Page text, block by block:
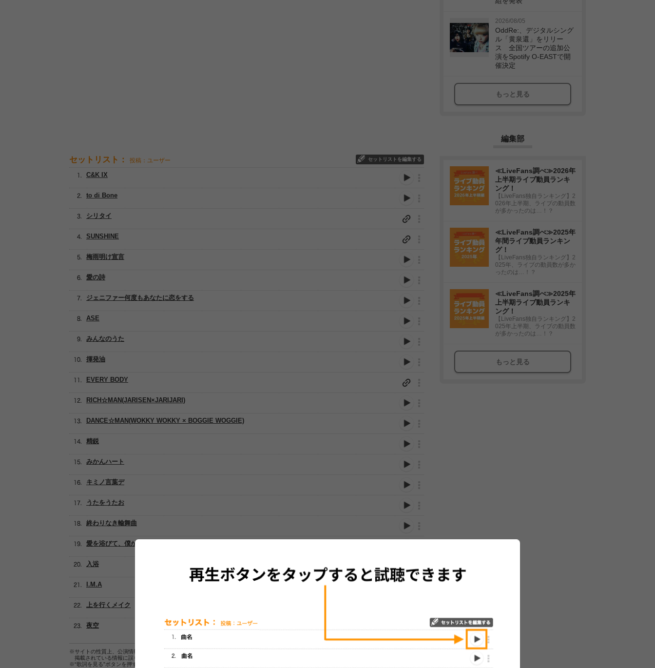
セットリスト： 投稿：ユーザー セットリストを編集する
愛の詩
みんなのうた
SUNSHINE
シリタイ
梅雨明け宣言
C&K IX
ジェニファー何度もあなたに恋をする
ASE
to di Bone
揮発油
EVERY BODY
RICH☆MAN(JARISEN×JARIJARI)
DANCE☆MAN(WOKKY WOKKY × BOGGIE WOGGIE)
精鋭
みかんハート
キミノ言葉デ
うたをうたお
終わりなき輸舞曲
愛を浴びて、僕がいる
入浴
I.M.A
上を行くメイク
夜空
※サイトの性質上、公演情報およびセットリスト情報の正確性は保証されませんので、あらかじめご了承ください。
掲載されている情報に誤りがある場合は、 こちら
※“歌詞を見る”ボタンを押すと、株式会社ページワンが運営する歌詞サイト「
2026/08/05
OddRe:、デジタルシング
ル「黄泉還」をリリー
ス 全国ツアーの追加公
演をSpotify O-EASTで開
催決定
もっと見る
編集部
≪LiveFans調べ≫2026年
上半期ライブ動員ランキ
ング！
【LiveFans独自ランキング】2
026年上半期、ライブの動員数
が多かったのは…！？
≪LiveFans調べ≫2025年
年間ライブ動員ランキン
グ！
【LiveFans独自ランキング】2
025年、ライブの動員数が多か
ったのは…！？
≪LiveFans調べ≫2025年
上半期ライブ動員ランキ
ング！
【LiveFans独自ランキング】2
025年上半期、ライブの動員数
が多かったのは…！？
もっと見る